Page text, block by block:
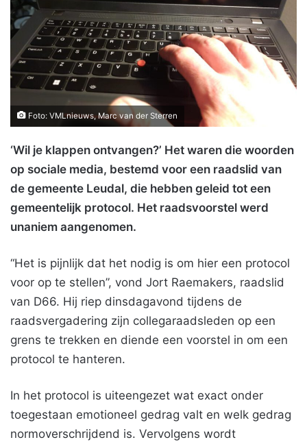
Foto: VMLnieuws, Marc van der Sterren
‘Wil je klappen ontvangen?’ Het waren die woorden
op sociale media, bestemd voor een raadslid van
de gemeente Leudal, die hebben geleid tot een
gemeentelijk protocol. Het raadsvoorstel werd
unaniem aangenomen.
“Het is pijnlijk dat het nodig is om hier een protocol
voor op te stellen”, vond Jort Raemakers, raadslid
van D66. Hij riep dinsdagavond tijdens de
raadsvergadering zijn collegaraadsleden op een
grens te trekken en diende een voorstel in om een
protocol te hanteren.
In het protocol is uiteengezet wat exact onder
toegestaan emotioneel gedrag valt en welk gedrag
normoverschrijdend is. Vervolgens wordt